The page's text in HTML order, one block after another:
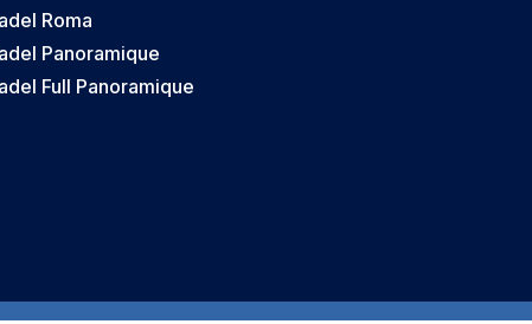
Roma
Panoramique
Full Panoramique